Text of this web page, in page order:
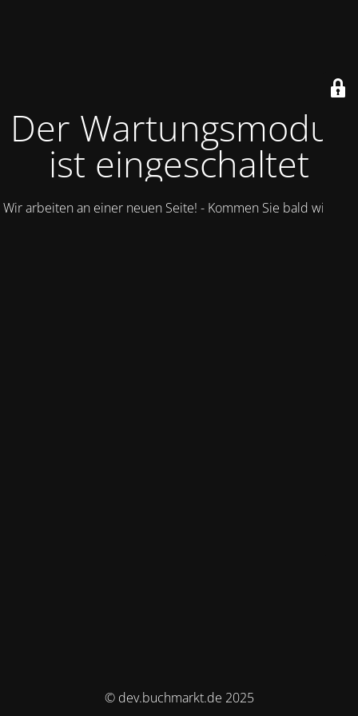
Der Wartungsmodus
ist eingeschaltet
Wir arbeiten an einer neuen Seite! - Kommen Sie bald wieder.
© dev.buchmarkt.de 2025